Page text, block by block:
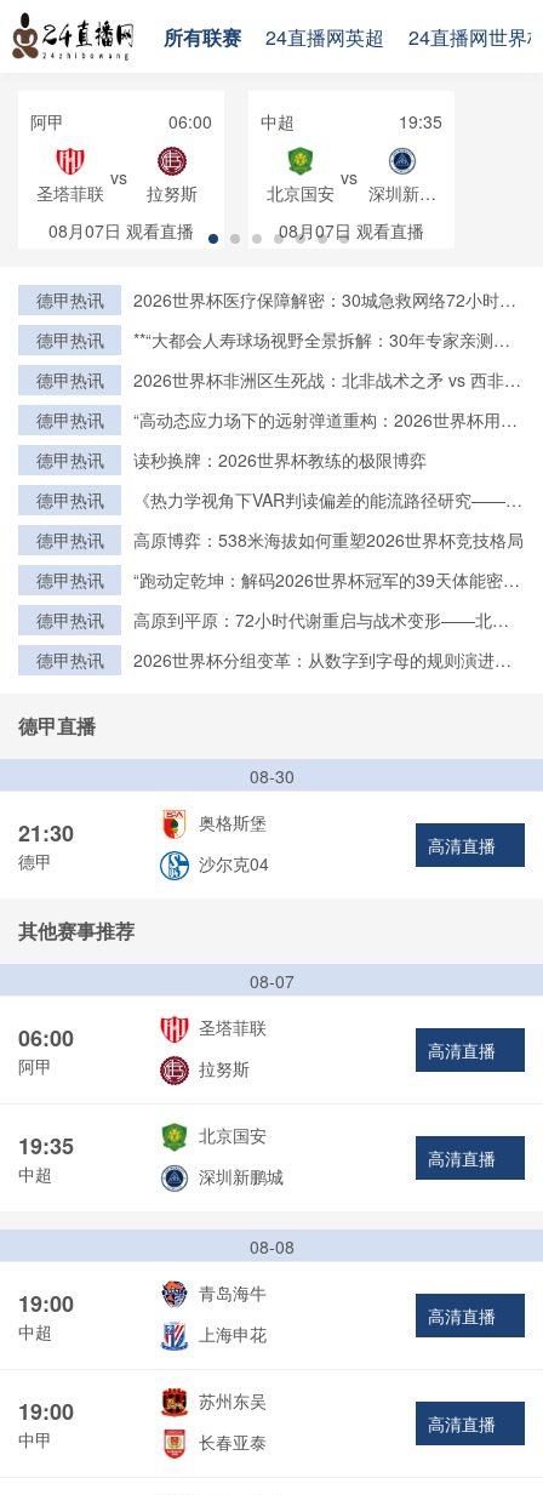
所有联赛 24直播网英超 24直播网世界
阿甲 06:00
圣塔菲联
vs
拉努斯
08月07日 观看直播
中超 19:35
北京国安
vs
深圳新鹏
城
08月07日 观看直播
德甲热讯
2026世界杯医疗保障解密：30城急救网络72小时全
德甲热讯
**“大都会人寿球场视野全景拆解：30年专家亲测的
德甲热讯
2026世界杯非洲区生死战：北非战术之矛 vs 西非力
德甲热讯
“高动态应力场下的远射弹道重构：2026世界杯用球
德甲热讯
读秒换牌：2026世界杯教练的极限博弈
德甲热讯
《热力学视角下VAR判读偏差的能流路径研究——基
德甲热讯
高原博弈：538米海拔如何重塑2026世界杯竞技格局
德甲热讯
“跑动定乾坤：解码2026世界杯冠军的39天体能密
德甲热讯
高原到平原：72小时代谢重启与战术变形——北美
德甲热讯
2026世界杯分组变革：从数字到字母的规则演进与
德甲直播
08-30
21:30
德甲
奥格斯堡
沙尔克04
高清直播
其他赛事推荐
08-07
06:00
阿甲
圣塔菲联
拉努斯
高清直播
19:35
中超
北京国安
深圳新鹏城
高清直播
08-08
19:00
中超
青岛海牛
上海申花
高清直播
19:00
中甲
苏州东吴
长春亚泰
高清直播